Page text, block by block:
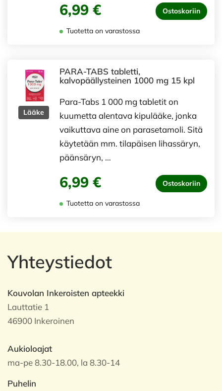
6,99 € Ostoskoriin
Tuotetta on varastossa
Lääke
PARA-TABS tabletti,
kalvopäällysteinen 1000 mg 15 kpl
Para-Tabs 1 000 mg tabletit on
kuumetta alentava kipulääke, jonka
vaikuttava aine on parasetamoli. Sitä
käytetään mm. tilapäisen lihassäryn,
päänsäryn, …
6,99 € Ostoskoriin
Tuotetta on varastossa
Yhteystiedot
Kouvolan Inkeroisten apteekki
Lauttatie 1
46900 Inkeroinen
Aukioloajat
ma-pe 8.30-18.00, la 8.30-14
Puhelin